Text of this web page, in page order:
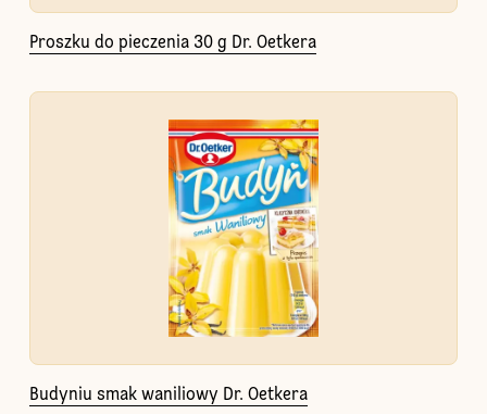
Proszku do pieczenia 30 g Dr. Oetkera
Budyniu smak waniliowy Dr. Oetkera